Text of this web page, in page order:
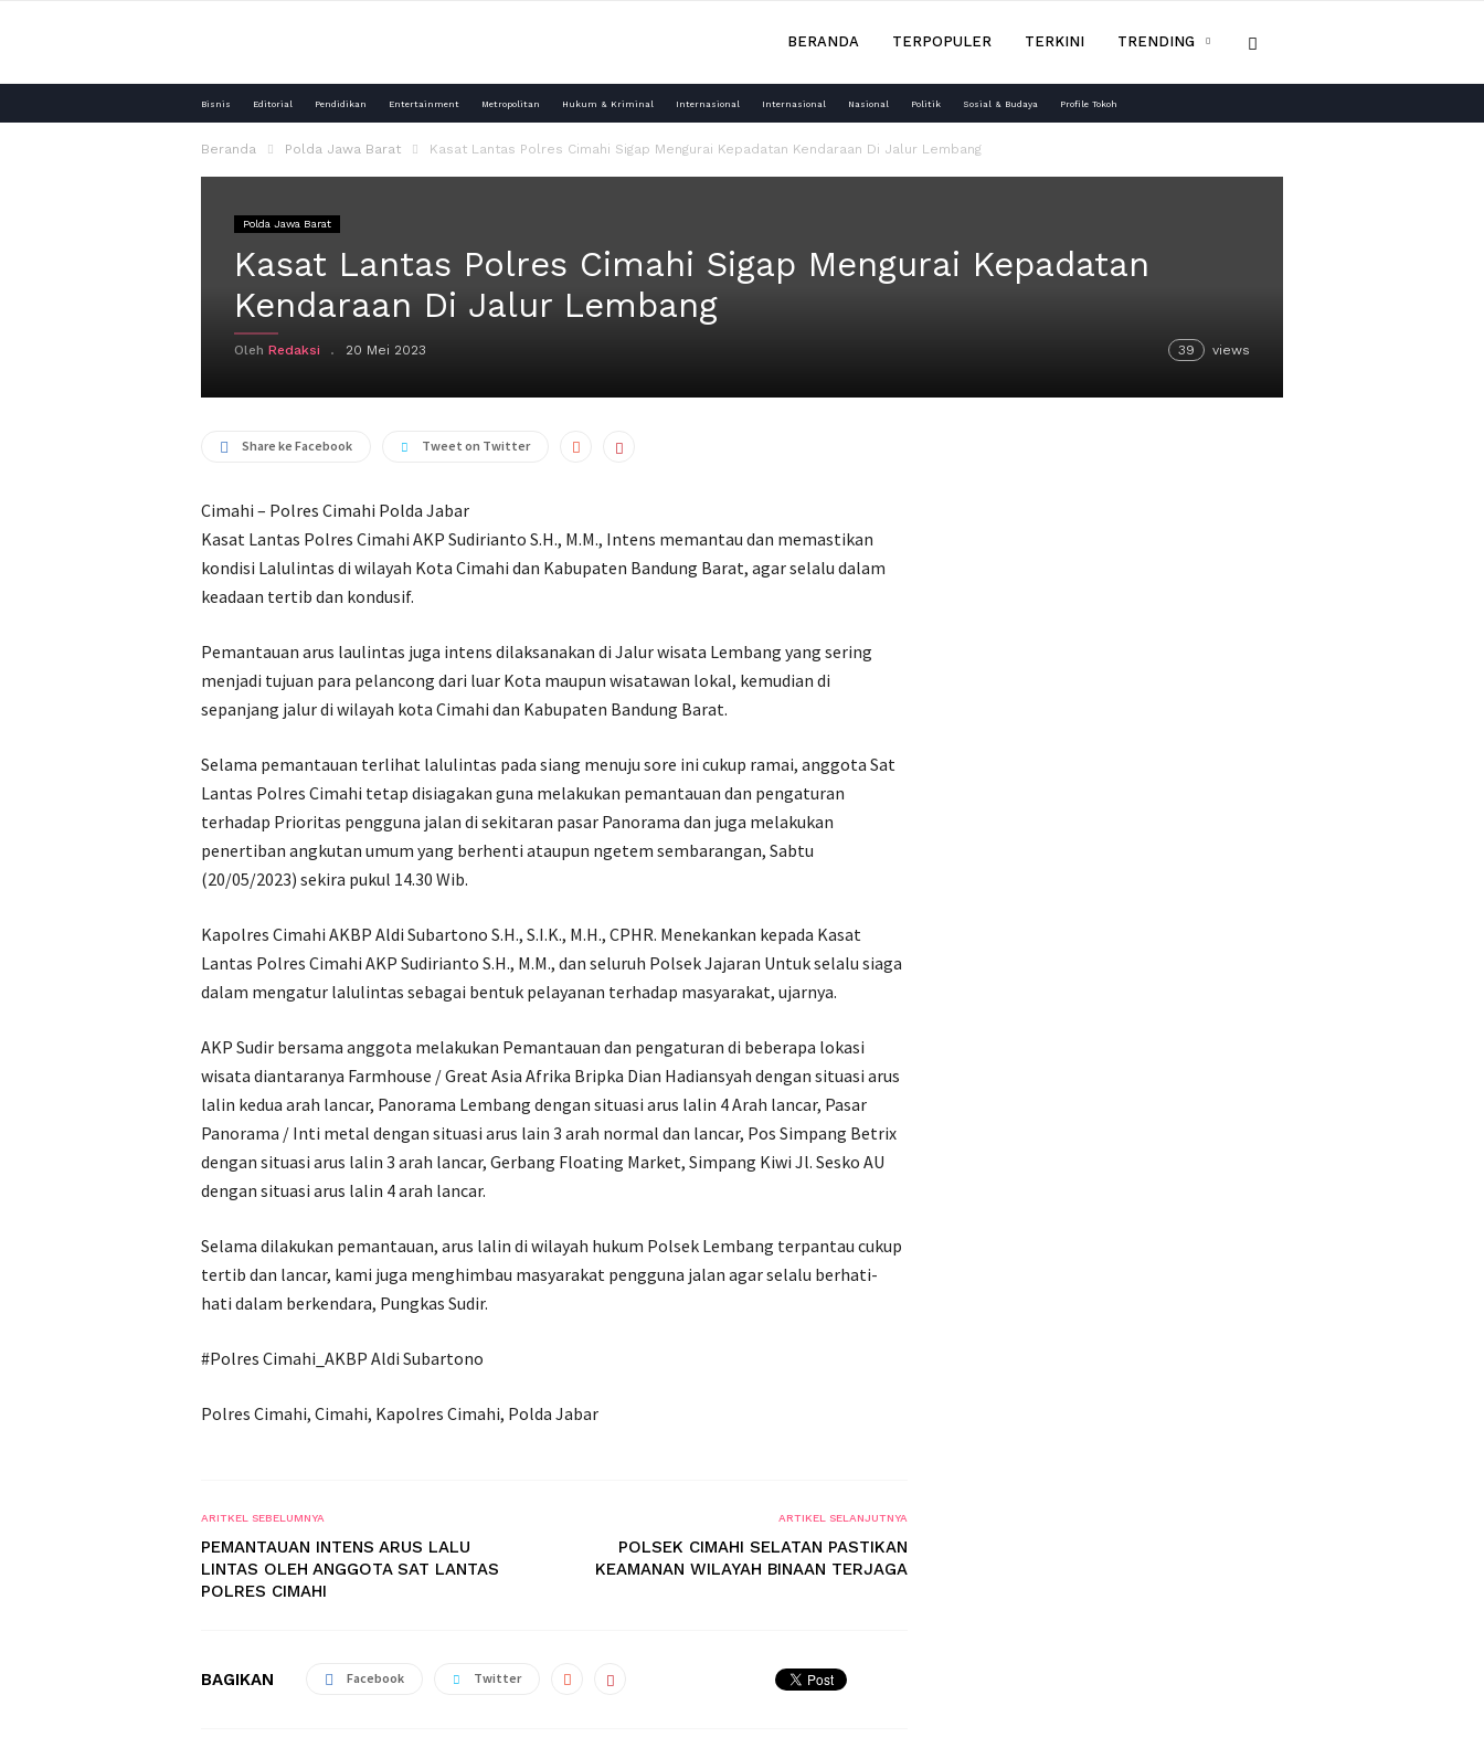
Purna
BERANDA TERPOPULER TERKINI TRENDING
Bisnis Editorial Pendidikan Entertainment Metropolitan Hukum & Kriminal Internasional Internasional Nasional Politik Sosial & Budaya Profile Tokoh
Beranda Polda Jawa Barat Kasat Lantas Polres Cimahi Sigap Mengurai Kepadatan Kendaraan Di Jalur Lembang
Polda Jawa Barat
Kasat Lantas Polres Cimahi Sigap Mengurai Kepadatan
Kendaraan Di Jalur Lembang
Oleh Redaksi 20 Mei 2023 39 views
Share ke Facebook Tweet on Twitter
Cimahi – Polres Cimahi Polda Jabar
Kasat Lantas Polres Cimahi AKP Sudirianto S.H., M.M., Intens memantau dan memastikan
kondisi Lalulintas di wilayah Kota Cimahi dan Kabupaten Bandung Barat, agar selalu dalam
keadaan tertib dan kondusif.
Pemantauan arus laulintas juga intens dilaksanakan di Jalur wisata Lembang yang sering
menjadi tujuan para pelancong dari luar Kota maupun wisatawan lokal, kemudian di
sepanjang jalur di wilayah kota Cimahi dan Kabupaten Bandung Barat.
Selama pemantauan terlihat lalulintas pada siang menuju sore ini cukup ramai, anggota Sat
Lantas Polres Cimahi tetap disiagakan guna melakukan pemantauan dan pengaturan
terhadap Prioritas pengguna jalan di sekitaran pasar Panorama dan juga melakukan
penertiban angkutan umum yang berhenti ataupun ngetem sembarangan, Sabtu
(20/05/2023) sekira pukul 14.30 Wib.
Kapolres Cimahi AKBP Aldi Subartono S.H., S.I.K., M.H., CPHR. Menekankan kepada Kasat
Lantas Polres Cimahi AKP Sudirianto S.H., M.M., dan seluruh Polsek Jajaran Untuk selalu siaga
dalam mengatur lalulintas sebagai bentuk pelayanan terhadap masyarakat, ujarnya.
AKP Sudir bersama anggota melakukan Pemantauan dan pengaturan di beberapa lokasi
wisata diantaranya Farmhouse / Great Asia Afrika Bripka Dian Hadiansyah dengan situasi arus
lalin kedua arah lancar, Panorama Lembang dengan situasi arus lalin 4 Arah lancar, Pasar
Panorama / Inti metal dengan situasi arus lain 3 arah normal dan lancar, Pos Simpang Betrix
dengan situasi arus lalin 3 arah lancar, Gerbang Floating Market, Simpang Kiwi Jl. Sesko AU
dengan situasi arus lalin 4 arah lancar.
Selama dilakukan pemantauan, arus lalin di wilayah hukum Polsek Lembang terpantau cukup
tertib dan lancar, kami juga menghimbau masyarakat pengguna jalan agar selalu berhati-
hati dalam berkendara, Pungkas Sudir.
#Polres Cimahi_AKBP Aldi Subartono
Polres Cimahi, Cimahi, Kapolres Cimahi, Polda Jabar
ARITKEL SEBELUMNYA
PEMANTAUAN INTENS ARUS LALU
LINTAS OLEH ANGGOTA SAT LANTAS
POLRES CIMAHI
ARTIKEL SELANJUTNYA
POLSEK CIMAHI SELATAN PASTIKAN
KEAMANAN WILAYAH BINAAN TERJAGA
BAGIKAN Facebook Twitter